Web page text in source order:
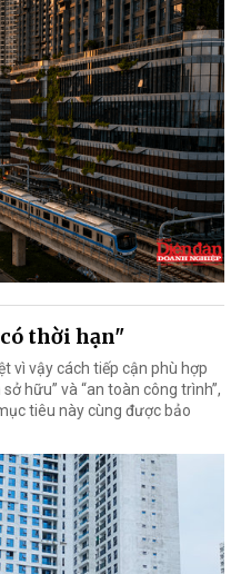
thời hạn"
vì vậy cách tiếp cận phù hợp
hữu” và “an toàn công trình”,
tiêu này cùng được bảo